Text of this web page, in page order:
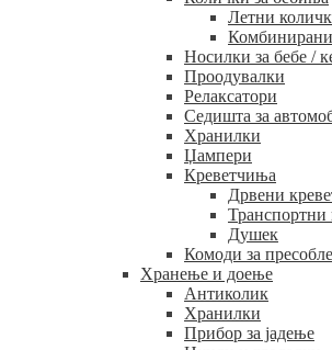
Летни
Носилки за бебе /
Проодувалки
Релаксатори
Седишта за
Хранилки
Џампери
Креветчиња
Дрвени
Транспортни
Душек
Комоди за
Хранење и доење
Антиколик
Хранилки
Прибор за јадење